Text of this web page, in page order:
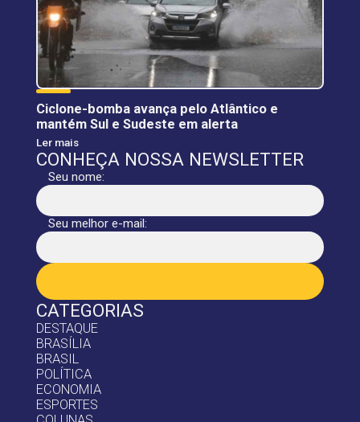
CATEGORIAS
DESTAQUE
BRASÍLIA
BRASIL
POLÍTICA
ECONOMIA
ESPORTES
Ciclone-bomba avança pelo Atlântico e
mantém Sul e Sudeste em alerta
Ler mais
CONHEÇA NOSSA NEWSLETTER
Seu nome:
Seu melhor e-mail: